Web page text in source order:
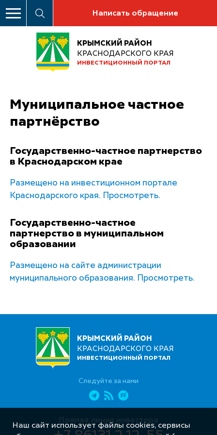
Написать обращение
КРЫМСКИЙ РАЙОН
КРАСНОДАРСКОГО КРАЯ
ИНВЕСТИЦИОННЫЙ ПОРТАЛ
Муниципальное частное
партнёрство
Государственно-частное партнерство
в Краснодарском крае
Размещено на инвестиционном портале
Краснодарского края. Просмотреть.
Государственно-частное
партнерство в муниципальном
образовании
Размещено на сайте администрации
муниципального образования. Просмотреть.
КРЫМСКИЙ РАЙОН
КРАСНОДАРСКОГО КРАЯ
ИНВЕСТИЦИОННЫЙ ПОРТАЛ
Следуйте за нами
Прямая линия инвестора
Наш сайт использует файлы cookies, сервисы